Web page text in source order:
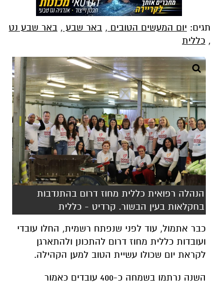
תגים: יום המעשים הטובים , באר שבע , באר שבע נט
, כללית
הנהלה רפואית כללית מחוז דרום בהתנדבות
בחקלאות בעין הבשור. קרדיט - כללית
כבר אתמול, עוד לפני שנפתח רשמית, החלו עובדי
ועובדות כללית מחוז דרום להתכונן ולהתארגן
לקראת יום שכולו עשיית הטוב למען הקהילה.
השנה נרתמו בשמחה כ-400 עובדים כאמור